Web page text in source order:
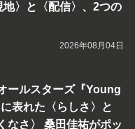
〉と〈配信〉、2つの
2026年08月04日
ールスターズ『Young
表れた〈らしさ〉と
なさ〉 桑田佳祐がポッ